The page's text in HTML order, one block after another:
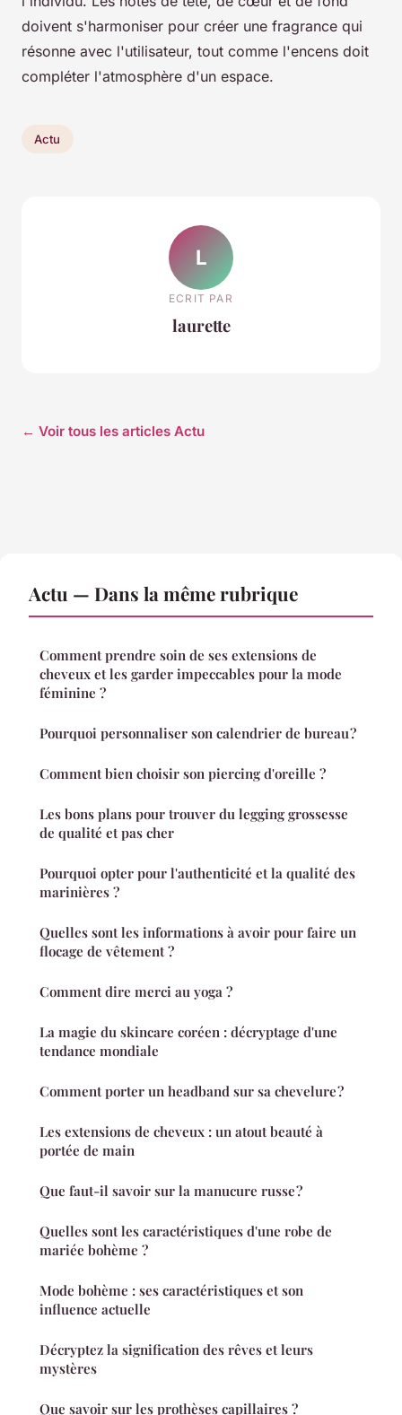
doivent s'harmoniser pour créer une fragrance qui
résonne avec l'utilisateur, tout comme l'encens doit
compléter l'atmosphère d'un espace.
Actu
L
ECRIT PAR
laurette
← Voir tous les articles Actu
Actu — Dans la même rubrique
Comment prendre soin de ses extensions de
cheveux et les garder impeccables pour la mode
féminine ?
Pourquoi personnaliser son calendrier de bureau ?
Comment bien choisir son piercing d'oreille ?
Les bons plans pour trouver du legging grossesse
de qualité et pas cher
Pourquoi opter pour l'authenticité et la qualité des
marinières ?
Quelles sont les informations à avoir pour faire un
flocage de vêtement ?
Comment dire merci au yoga ?
La magie du skincare coréen : décryptage d'une
tendance mondiale
Comment porter un headband sur sa chevelure ?
Les extensions de cheveux : un atout beauté à
portée de main
Que faut-il savoir sur la manucure russe ?
Quelles sont les caractéristiques d'une robe de
mariée bohème ?
Mode bohème : ses caractéristiques et son
influence actuelle
Décryptez la signification des rêves et leurs
mystères
Que savoir sur les prothèses capillaires ?